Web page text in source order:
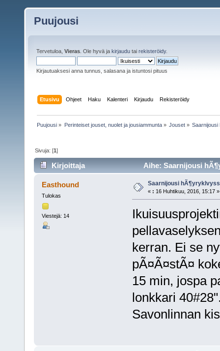
Puujousi
Tervetuloa, Vieras . Ole hyvä ja kirjaudu tai rekisteröidy.
Kirjautuaksesi anna tunnus, salasana ja istuntosi pituus
Etusivu Ohjeet Haku Kalenteri Kirjaudu Rekisteröidy
Puujousi » Perinteiset jouset, nuolet ja jousiammunta» Jouset»
Sivuja: [1]
Kirjoittaja Aihe: Saarnijousi
Easthound
Tulokas
Viestejä: 14
Saarnijousi
« : 16 Huhtikuu, 2016, 15:17 »
kerran. Ei se
pÃ¤Ã¤stÃ¤
15 min, jospa
lonkkari
Savonlinnan